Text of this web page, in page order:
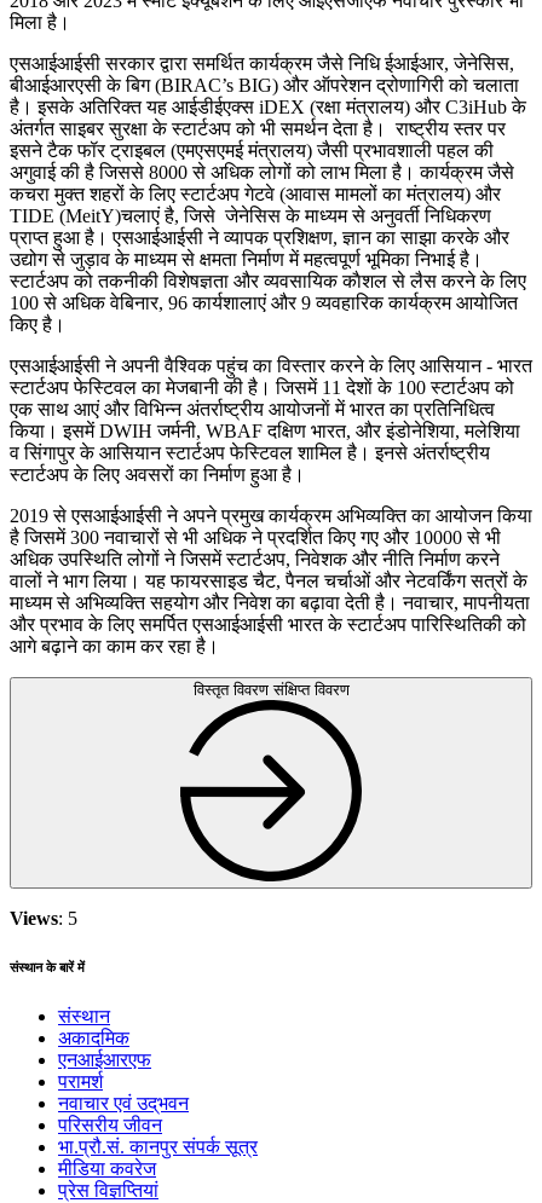
मिला है।
एसआईआईसी सरकार द्वारा समर्थित कार्यक्रम जैसे निधि ईआईआर, जेनेसिस,
बीआईआरएसी के बिग (BIRAC’s BIG) और ऑपरेशन द्रोणागिरी को चलाता
है। इसके अतिरिक्‍त यह आईडीईएक्‍स iDEX (रक्षा मंत्रालय) और C3iHub के
अंतर्गत साइबर सुरक्षा के स्‍टार्टअप को भी समर्थन देता है। राष्‍ट्रीय स्‍तर पर
इसने टैक फॉर ट्राइबल (एमएसएमई मंत्रालय) जैसी प्रभावशाली पहल की
अगुवाई की है जिससे 8000 से अधिक लोगों को लाभ मिला है। कार्यक्रम जैसे
कचरा मुक्‍त शहरों के लिए स्‍टार्टअप गेटवे (आवास मामलों का मंत्रालय) और
TIDE (MeitY)चलाएं है, जिसे जेनेसिस के माध्‍यम से अनुवर्ती निधिकरण
प्राप्‍त हुआ है। एसआईआईसी ने व्‍यापक प्रशिक्षण, ज्ञान का साझा करके और
उद्योग से जुड़ाव के माध्‍यम से क्षमता निर्माण में महत्‍वपूर्ण भूमिका निभाई है।
स्‍टार्टअप को तकनीकी विशेषज्ञता और व्‍यवसायिक काैशल से लैस करने के लिए
100 से अधिक वेबिनार, 96 कार्यशालाएं और 9 व्‍यवहारिक कार्यक्रम आयोजित
किए है।
एसआईआईसी ने अपनी वैश्विक पहुंच का विस्‍तार करने के लिए आसियान - भारत
स्‍टार्टअप फेस्टिवल का मेजबानी की है। जिसमें 11 देशाें के 100 स्‍टार्टअप को
एक साथ आएं और विभिन्‍न अंतर्राष्‍ट्रीय आयोजनाें में भारत का प्रतिनिधित्‍व
किया। इसमें DWIH जर्मनी, WBAF दक्षिण भारत, और इंडोनेशिया, मलेशिया
व सिंगापुर के आसियान स्‍टार्टअप फेस्टिवल शामिल है। इनसे अंतर्राष्‍ट्रीय
स्‍टार्टअप के लिए अवसरों का निर्माण हुआ है।
2019 से एसआईआईसी ने अपने प्रमुख कार्यक्रम अभिव्‍यक्ति का आयोजन किया
है जिसमें 300 नवाचारों से भी अधिक ने प्र‍दर्शित किए गए और 10000 से भी
अधिक उपस्थिति लोगों ने जिसमें स्‍टार्टअप, निवेशक और नीति निर्माण करने
वालों ने भाग लिया। यह फायरसाइड चैट, पैनल चर्चाओं और नेटवर्किंग सत्रों के
माध्‍यम से अभिव्‍यक्ति सहयोग और निवेश का बढ़ावा देती है। नवाचार, मापनीयता
और प्रभाव के लिए समर्पित एसआईआईसी भारत के स्‍टार्टअप पारिस्थितिकी को
आगे बढ़ाने का काम कर रहा है।
विस्तृत विवरण संक्षिप्त विवरण
Views: 5
संस्थान के बारें में
संस्थान
अकादमिक
एनआईआरएफ
परामर्श
नवाचार एवं उद्‌‌भवन
परिसरीय जीवन
भा.प्रौ.सं. कानपुर संपर्क सूत्र
मीडिया कवरेज
प्रेस विज्ञप्तियां